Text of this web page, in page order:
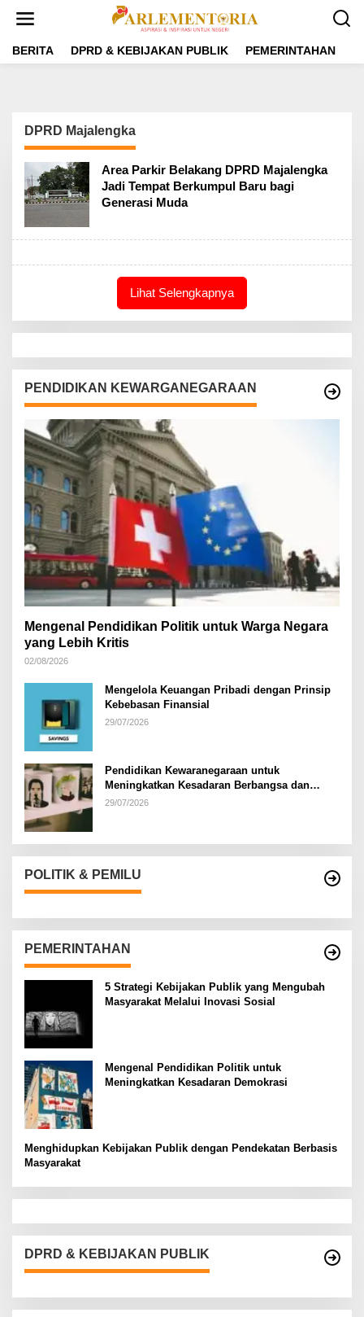
t
BERITA DPRD & KEBIJAKAN PUBLIK PEMERINTAHAN
DPRD Majalengka
Area Parkir Belakang DPRD Majalengka
Jadi Tempat Berkumpul Baru bagi
Generasi Muda
Lihat Selengkapnya
PENDIDIKAN KEWARGANEGARAAN
Mengenal Pendidikan Politik untuk Warga Negara
yang Lebih Kritis
02/08/2026
Mengelola Keuangan Pribadi dengan Prinsip
Kebebasan Finansial
29/07/2026
Pendidikan Kewaranegaraan untuk
Meningkatkan Kesadaran Berbangsa dan
Bernegara di…
29/07/2026
POLITIK & PEMILU
PEMERINTAHAN
5 Strategi Kebijakan Publik yang Mengubah
Masyarakat Melalui Inovasi Sosial
Mengenal Pendidikan Politik untuk
Meningkatkan Kesadaran Demokrasi
Menghidupkan Kebijakan Publik dengan Pendekatan Berbasis
Masyarakat
DPRD & KEBIJAKAN PUBLIK